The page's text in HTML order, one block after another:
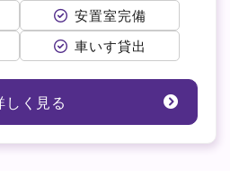
安置室完備
車いす貸出
しく見る